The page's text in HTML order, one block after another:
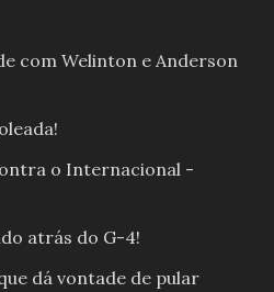
com Welinton e Anderson
o Internacional -
atrás do G-4!
dá vontade de pular